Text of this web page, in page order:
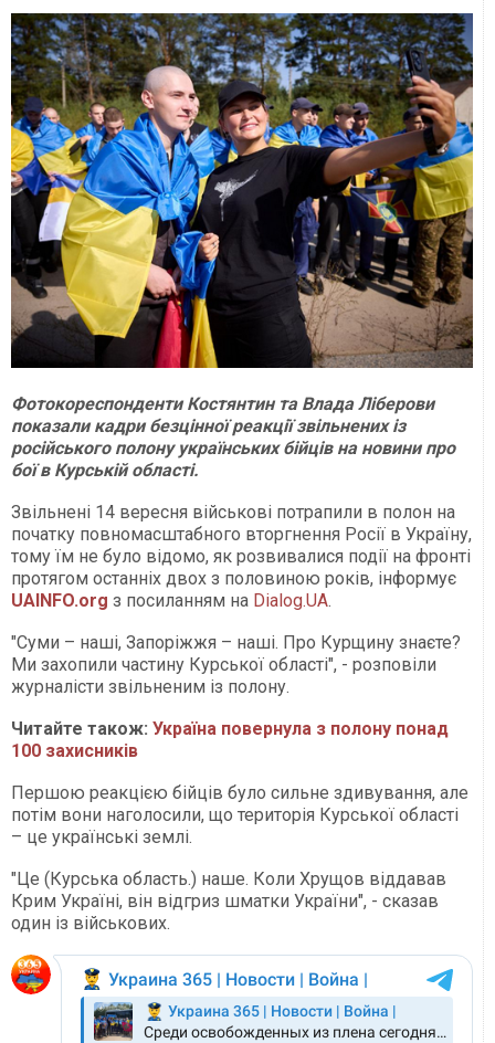
Фотокореспонденти Костянтин та Влада Ліберови
показали кадри безцінної реакції звільнених із
російського полону українських бійців на новини про
бої в Курській області.
Звільнені 14 вересня військові потрапили в полон на
початку повномасштабного вторгнення Росії в Україну,
тому їм не було відомо, як розвивалися події на фронті
протягом останніх двох з половиною років, інформує
UAINFO.org з посиланням на Dialog.UA.
"Суми – наші, Запоріжжя – наші. Про Курщину знаєте?
Ми захопили частину Курської області", - розповіли
журналісти звільненим із полону.
Читайте також: Україна повернула з полону понад
100 захисників
Першою реакцією бійців було сильне здивування, але
потім вони наголосили, що територія Курської області
– це українські землі.
"Це (Курська область.) наше. Коли Хрущов віддавав
Крим Україні, він відгриз шматки України", - сказав
один із військових.